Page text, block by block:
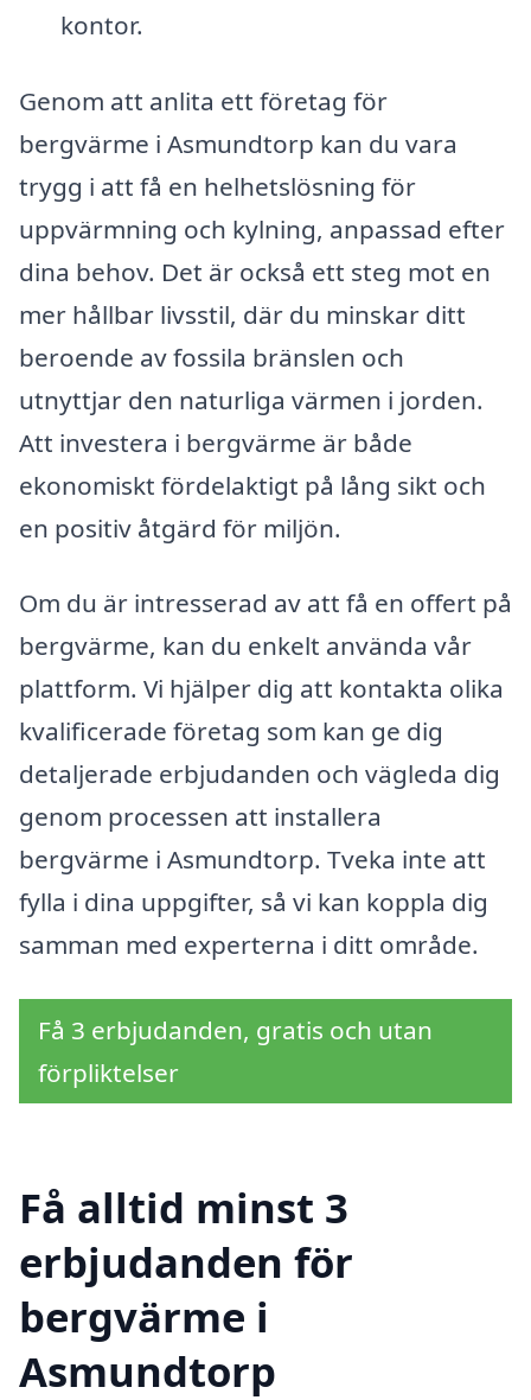
kontor.
Genom att anlita ett företag för
bergvärme i Asmundtorp kan du vara
trygg i att få en helhetslösning för
uppvärmning och kylning, anpassad efter
dina behov. Det är också ett steg mot en
mer hållbar livsstil, där du minskar ditt
beroende av fossila bränslen och
utnyttjar den naturliga värmen i jorden.
Att investera i bergvärme är både
ekonomiskt fördelaktigt på lång sikt och
en positiv åtgärd för miljön.
Om du är intresserad av att få en offert på
bergvärme, kan du enkelt använda vår
plattform. Vi hjälper dig att kontakta olika
kvalificerade företag som kan ge dig
detaljerade erbjudanden och vägleda dig
genom processen att installera
bergvärme i Asmundtorp. Tveka inte att
fylla i dina uppgifter, så vi kan koppla dig
samman med experterna i ditt område.
Få 3 erbjudanden, gratis och utan
förpliktelser
Få alltid minst 3
erbjudanden för
bergvärme i
Asmundtorp